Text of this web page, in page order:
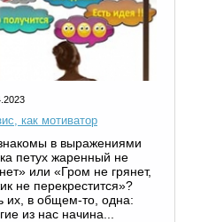
как мотиватор
в выражениями
петух жаренный не
или «Гром не грянет,
не перекрестится»?
их, в общем-то, одна:
из нас начина...